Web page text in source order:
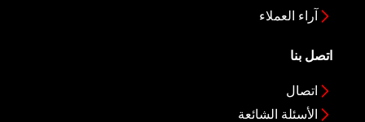
آراء العملاء
اتصل بنا
اتصال
الأسئلة الشائعة